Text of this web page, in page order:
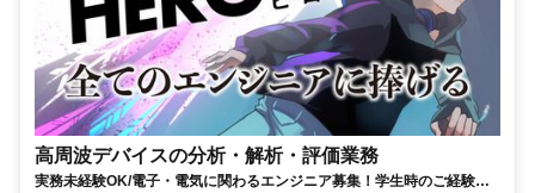
高周波デバイスの分析・解析・評価業務
実務未経験OK/電子・電気に関わるエンジニア募集！学生時のご経験の